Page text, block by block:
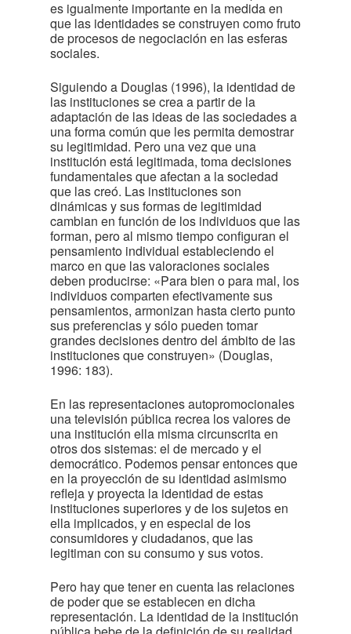
es igualmente importante en la medida en
que las identidades se construyen como fruto
de procesos de negociación en las esferas
sociales.
Siguiendo a Douglas (1996), la identidad de
las instituciones se crea a partir de la
adaptación de las ideas de las sociedades a
una forma común que les permita demostrar
su legitimidad. Pero una vez que una
institución está legitimada, toma decisiones
fundamentales que afectan a la sociedad
que las creó. Las instituciones son
dinámicas y sus formas de legitimidad
cambian en función de los individuos que las
forman, pero al mismo tiempo configuran el
pensamiento individual estableciendo el
marco en que las valoraciones sociales
deben producirse: «Para bien o para mal, los
individuos comparten efectivamente sus
pensamientos, armonizan hasta cierto punto
sus preferencias y sólo pueden tomar
grandes decisiones dentro del ámbito de las
instituciones que construyen» (Douglas,
1996: 183).
En las representaciones autopromocionales
una televisión pública recrea los valores de
una institución ella misma circunscrita en
otros dos sistemas: el de mercado y el
democrático. Podemos pensar entonces que
en la proyección de su identidad asimismo
refleja y proyecta la identidad de estas
instituciones superiores y de los sujetos en
ella implicados, y en especial de los
consumidores y ciudadanos, que las
legitiman con su consumo y sus votos.
Pero hay que tener en cuenta las relaciones
de poder que se establecen en dicha
representación. La identidad de la institución